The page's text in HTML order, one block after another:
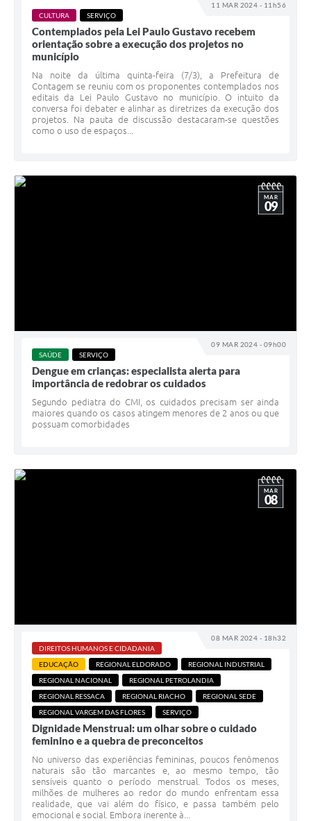
11 MAR 2024 - 11h56
CULTURA SERVIÇO
Contemplados pela Lei Paulo Gustavo recebem
orientação sobre a execução dos projetos no
município
Na noite da última quinta-feira (7/3), a Prefeitura de
Contagem se reuniu com os proponentes contemplados nos
editais da Lei Paulo Gustavo no município. O intuito da
conversa foi debater e alinhar as diretrizes da execução dos
projetos. Na pauta de discussão destacaram-se questões
como o uso de espaços...
09 MAR 2024 - 09h00
MAR
09
SAÚDE SERVIÇO
Dengue em crianças: especialista alerta para
importância de redobrar os cuidados
Segundo pediatra do CMI, os cuidados precisam ser ainda
maiores quando os casos atingem menores de 2 anos ou que
possuam comorbidades
08 MAR 2024 - 18h32
MAR
08
DIREITOS HUMANOS E CIDADANIA
EDUCAÇÃO
REGIONAL ELDORADO
REGIONAL INDUSTRIAL
REGIONAL NACIONAL
REGIONAL PETROLANDIA
REGIONAL RESSACA
REGIONAL RIACHO
REGIONAL SEDE
REGIONAL VARGEM DAS FLORES
SERVIÇO
Dignidade Menstrual: um olhar sobre o cuidado
feminino e a quebra de preconceitos
No universo das experiências femininas, poucos fenômenos
naturais são tão marcantes e, ao mesmo tempo, tão
sensíveis quanto o período menstrual. Todos os meses,
milhões de mulheres ao redor do mundo enfrentam essa
realidade, que vai além do físico, e passa também pelo
emocional e social. Embora inerente à...